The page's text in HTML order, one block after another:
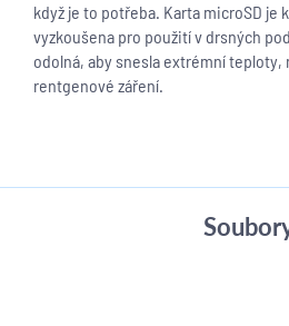
když je to potřeba. Karta microSD je
vyzkoušena pro použití v drsných
odolná, aby snesla extrémní teploty,
rentgenové záření.